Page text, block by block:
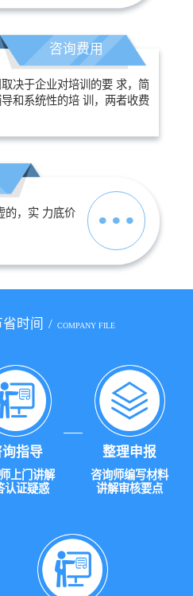
咨询费用
决于企业对培训的要 求，简
和系统性的培 训，两者收费
的，实 力底价
时间 / COMPANY FILE
询指导
上门讲解
认证疑惑
整理申报
咨询师编写材料
讲解审核要点